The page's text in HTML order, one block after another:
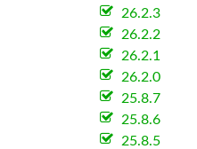
26.2.3
26.2.2
26.2.1
26.2.0
25.8.7
25.8.6
25.8.5